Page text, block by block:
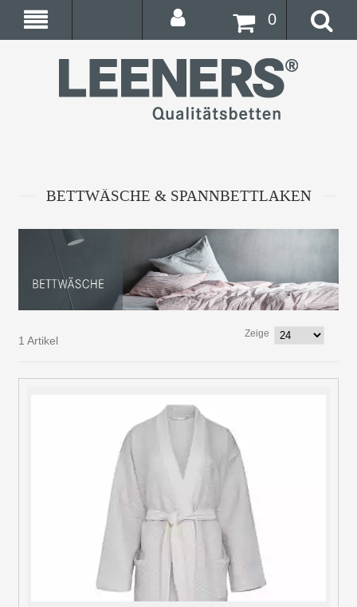
0
BETTWÄSCHE & SPANNBETTLAKEN
1 Artikel
Zeige